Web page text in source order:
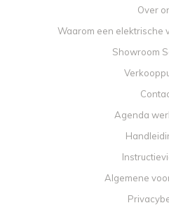
Over
Waarom een elektrische
Showroom
Agenda
Algemene